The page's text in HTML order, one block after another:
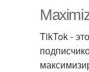
TikTok -